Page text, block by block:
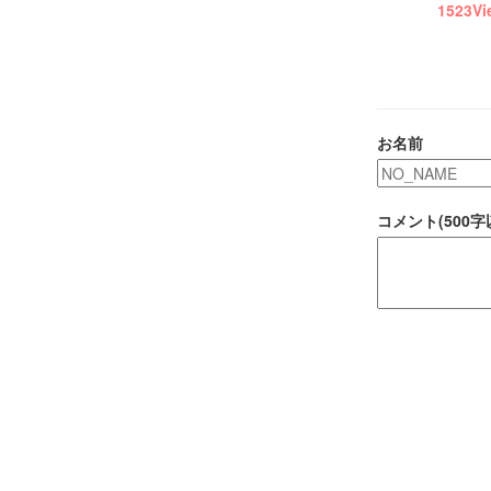
1523
お名前
コメント(500字